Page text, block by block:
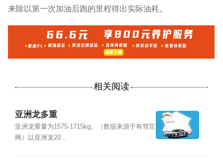
来除以第一次加油后跑的里程得出实际油耗。
相关阅读
亚洲龙多重
亚洲龙重量为1575-1715kg。（数据来源于有驾官
网）以亚洲龙20...